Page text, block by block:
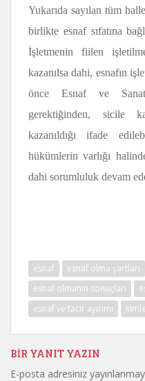
Yukarıda sayılan tüm
birlikte esnaf sıfatına
İşletmenin fiilen
kazanılsa dahi, esnafın
önce Esnaf ve
gerektiğinden, sicile
kazanıldığı ifade
hükümlerin varlığı
dahi sorumluluk devam
esnaf esnaf olma şartları
esnaf olmanın sonuçları
esnaf ve tacir ayırımı
BIR YANIT YAZIN
E-posta adresiniz